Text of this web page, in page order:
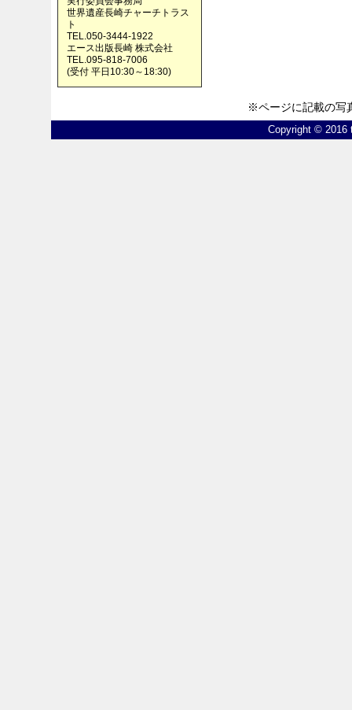
世界遺産長崎チャーチトラス
ト
TEL.050-3444-1922
エース出版長崎 株式会社
TEL.095-818-7006
(受付 平日10:30～18:30)
※ページに記載の写
Copyright © 2016